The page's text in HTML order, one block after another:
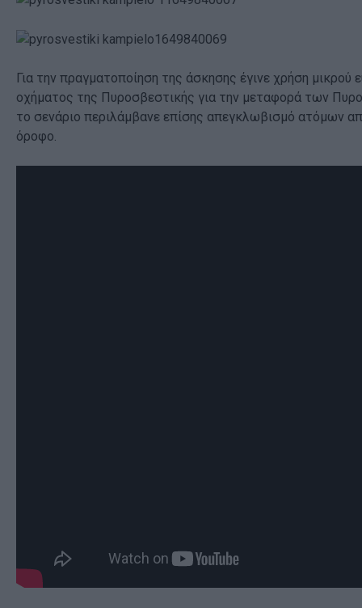
Για την πραγματοποίηση της άσκησης έγινε χρήση μικρού
οχήματος της Πυροσβεστικής για την μεταφορά των
το σενάριο περιλάμβανε επίσης απεγκλωβισμό ατόμων
όροφο.